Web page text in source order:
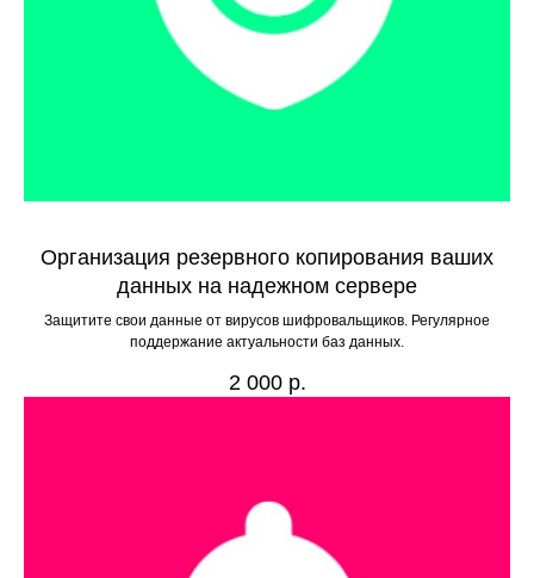
Организация резервного копирования ваших
данных на надежном сервере
Защитите свои данные от вирусов шифровальщиков. Регулярное
поддержание актуальности баз данных.
2 000 р.